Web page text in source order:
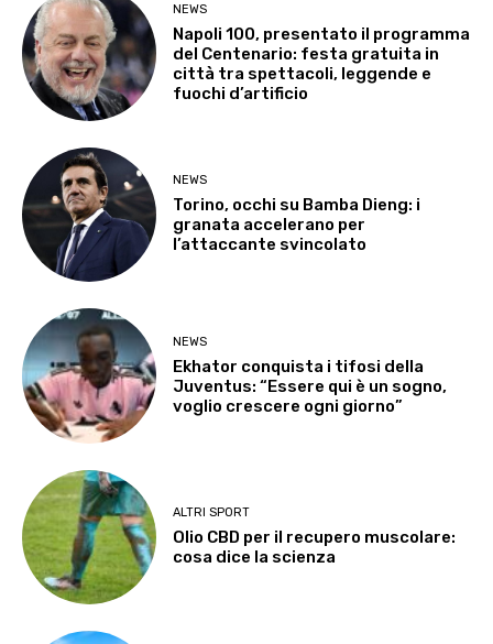
NEWS
Napoli 100, presentato il programma
del Centenario: festa gratuita in
città tra spettacoli, leggende e
fuochi d’artificio
NEWS
Torino, occhi su Bamba Dieng: i
granata accelerano per
l’attaccante svincolato
NEWS
Ekhator conquista i tifosi della
Juventus: “Essere qui è un sogno,
voglio crescere ogni giorno”
ALTRI SPORT
Olio CBD per il recupero muscolare:
cosa dice la scienza